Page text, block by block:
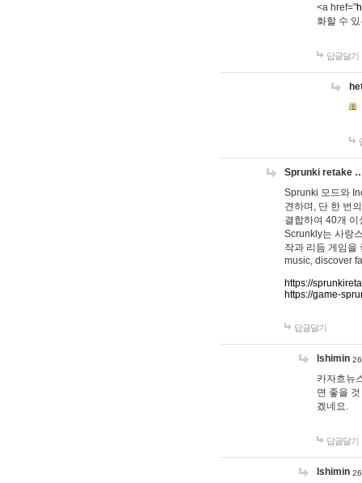
<a href="
화할 수
답글달기
Sprunki retake
Sprunki 모드와
견하며, 단 한 번
결합하여 40개
Scrunkly는 사랑
작과 리듬 게임을
music, discover
https://
https://game-
답글달기
lshimin
카자흐뉴
면 좋을
겠네요.
답글달기
lshimin